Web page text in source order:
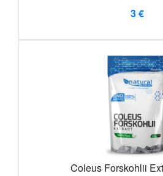
3 €
Coleus Forskohlii